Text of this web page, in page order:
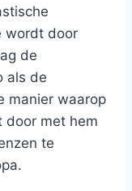
wordt door
de
als de
manier waarop
door met hem
te